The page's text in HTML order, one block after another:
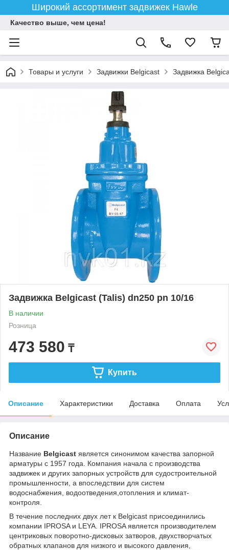
Широкий ассортимент задвижек Hawle
Качество выше, чем цена!
Товары и услуги Задвижки Belgicast Задвижка
Задвижка Belgicast (Talis) dn250 pn 10/16
В наличии
Розница
473 580 ₸
Купить
Описание Характеристики Доставка Оплата
Описание
Название Belgicast является синонимом качества запорной
арматуры с 1957 года. Компания начала с производства
задвижек и других запорных устройств для судостроительной
промышленности, а впоследствии для систем
водоснабжения, водоотведения,отопления и климат-
контроля.
В течение последних двух лет к Belgicast присоединились
компании IPROSA и LEYA. IPROSA является производителем
центриковых поворотно-дисковых затворов, двухстворчатых
обратных клапанов для низкого и высокого давления,